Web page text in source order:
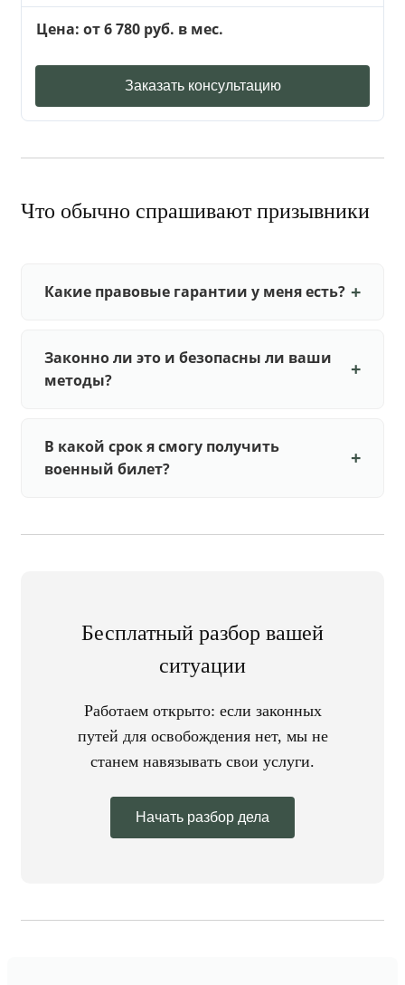
Цена: от 6 780 руб. в мес.
Заказать консультацию
Что обычно спрашивают призывники
Какие правовые гарантии у меня есть?
Законно ли это и безопасны ли ваши
методы?
В какой срок я смогу получить
военный билет?
Бесплатный разбор вашей
ситуации
Работаем открыто: если законных
путей для освобождения нет, мы не
станем навязывать свои услуги.
Начать разбор дела